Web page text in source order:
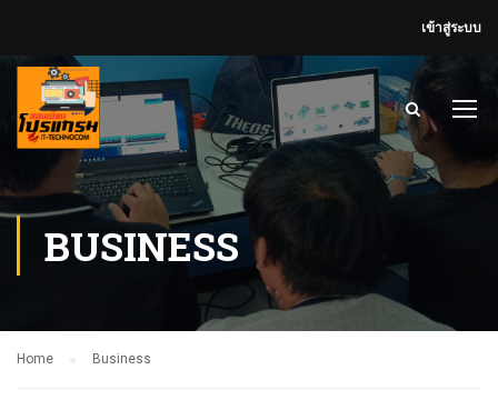
เข้าสู่ระบบ
BUSINESS
Home Business